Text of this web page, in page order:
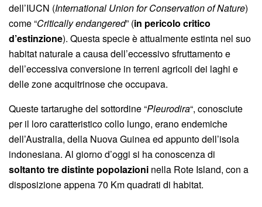
dell’IUCN (International Union for Conservation of Nature)
come “Critically endangered” (in pericolo critico
d’estinzione). Questa specie è attualmente estinta nel suo
habitat naturale a causa dell’eccessivo sfruttamento e
dell’eccessiva conversione in terreni agricoli dei laghi e
delle zone acquitrinose che occupava.
Queste tartarughe del sottordine “Pleurodira“, conosciute
per il loro caratteristico collo lungo, erano endemiche
dell’Australia, della Nuova Guinea ed appunto dell’isola
indonesiana. Al giorno d’oggi si ha conoscenza di
soltanto tre distinte popolazioni nella Rote Island, con a
disposizione appena 70 Km quadrati di habitat.